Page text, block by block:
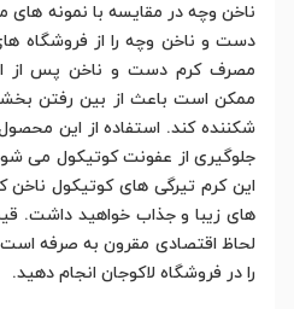
ناخن وچه در مقایسه با نمونه
دست و ناخن وچه را از فروشگاه
مصرف کرم دست و ناخن پس از
ممکن است باعث از بین رفتن
شکننده کند. استفاده از این
جلوگیری از عفونت کوتیکول می
این کرم تیرگی های کوتیکول
های زیبا و جذاب خواهید داشت.
لحاظ اقتصادی مقرون به صرفه
را در فروشگاه لاکوجان انجام دهید.